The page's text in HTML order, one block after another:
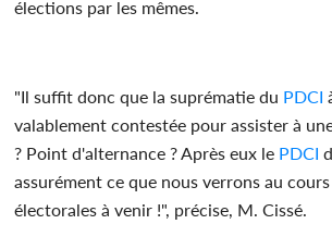
élections par les mêmes.
"Il suffit donc que la suprématie du PDCI
valablement contestée pour assister à
? Point d'alternance ? Après eux le PDCI
assurément ce que nous verrons au
électorales à venir !", précise, M. Cissé.